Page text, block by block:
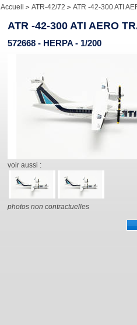
Accueil ATR-42/72 ATR -42-300 ATI
ATR -42-300 ATI AERO
572668 - HERPA - 1/200
voir aussi :
photos non contractuelles